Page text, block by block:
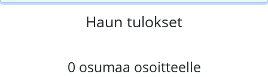
Haun tulokset
0 osumaa osoitteelle